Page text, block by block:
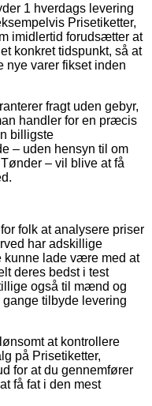
1 hverdags levering
Prisetiketter,
imidlertid forudsætter at
konkret tidspunkt, så at
nye varer fikset inden
fragt uden gebyr,
handler for en præcis
billigste
– uden hensyn til om
– vil blive at få
folk at analysere priser
har adskillige
kunne lade være med at
deres bedst i test
også til mænd og
tilbyde levering
at kontrollere
på Prisetiketter,
for at du gennemfører
få fat i den mest